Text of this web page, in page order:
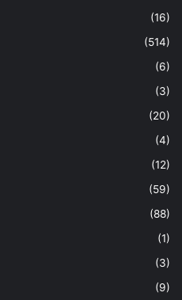
(16)
(514)
(6)
(3)
(20)
(4)
(12)
(59)
(88)
(1)
(3)
(9)